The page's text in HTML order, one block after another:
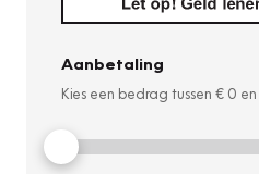
Aanbetaling
Kies een bedrag tussen € 0 en